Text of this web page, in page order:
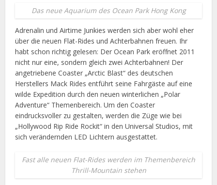
Das neue Aquarium des Ocean Park Hong Kong
Adrenalin und Airtime Junkies werden sich aber wohl eher
über die neuen Flat-Rides und Achterbahnen freuen. Ihr
habt schon richtig gelesen: Der Ocean Park eröffnet 2011
nicht nur eine, sondern gleich zwei Achterbahnen! Der
angetriebene Coaster „Arctic Blast“ des deutschen
Herstellers Mack Rides entführt seine Fahrgäste auf eine
wilde Expedition durch den neuen winterlichen „Polar
Adventure“ Themenbereich. Um den Coaster
eindrucksvoller zu gestalten, werden die Züge wie bei
„Hollywood Rip Ride Rockit“ in den Universal Studios, mit
sich verändernden LED Lichtern ausgestattet.
Fast alle neuen Flat-Rides werden im Themenbereich
Thrill-Mountain stehen